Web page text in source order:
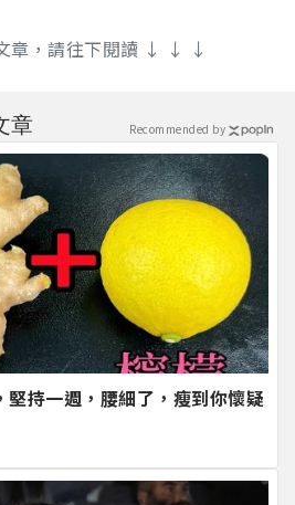
，請往下閱讀 ↓ ↓ ↓
章
堅持一週，腰細了，瘦到你懷疑
Recommended by